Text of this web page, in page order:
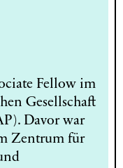
Fellow im
Gesellschaft
Davor war
Zentrum für